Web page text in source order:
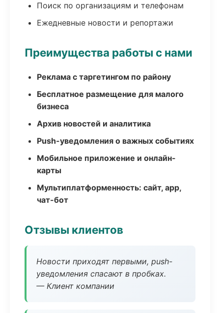
Поиск по организациям и телефонам
Ежедневные новости и репортажи
Преимущества работы с нами
Реклама с таргетингом по району
Бесплатное размещение для малого
бизнеса
Архив новостей и аналитика
Push-уведомления о важных событиях
Мобильное приложение и онлайн-
карты
Мультиплатформенность: сайт, app,
чат-бот
Отзывы клиентов
Новости приходят первыми, push-
уведомления спасают в пробках.
— Клиент компании